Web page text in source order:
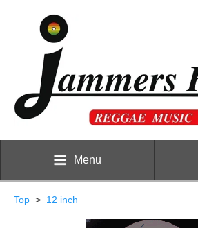
Menu
Top > 12 inch